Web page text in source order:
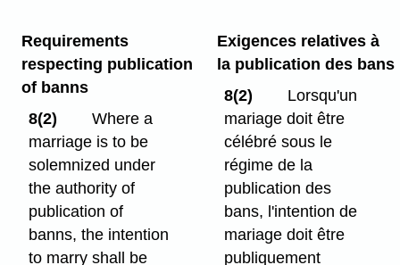
Requirements
respecting publication
of banns
8(2)
Where a
marriage is to be
solemnized under
the authority of
publication of
banns, the intention
to marry shall be
Exigences relatives à
la publication des bans
8(2)
Lorsqu'un
mariage doit être
célébré sous le
régime de la
publication des
bans, l'intention de
mariage doit être
publiquement